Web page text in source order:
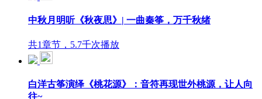
中秋月明听《秋夜思》| 一曲秦筝，万千秋绪
共1章节，5.7千次播放
白洋古筝演绎《桃花源》：音符再现世外桃源，让人向
往~